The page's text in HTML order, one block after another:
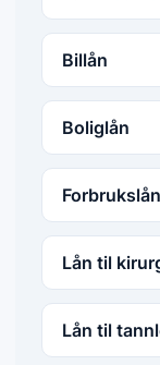
Billån
Boliglån
Forbrukslån
Lån til
Lån til